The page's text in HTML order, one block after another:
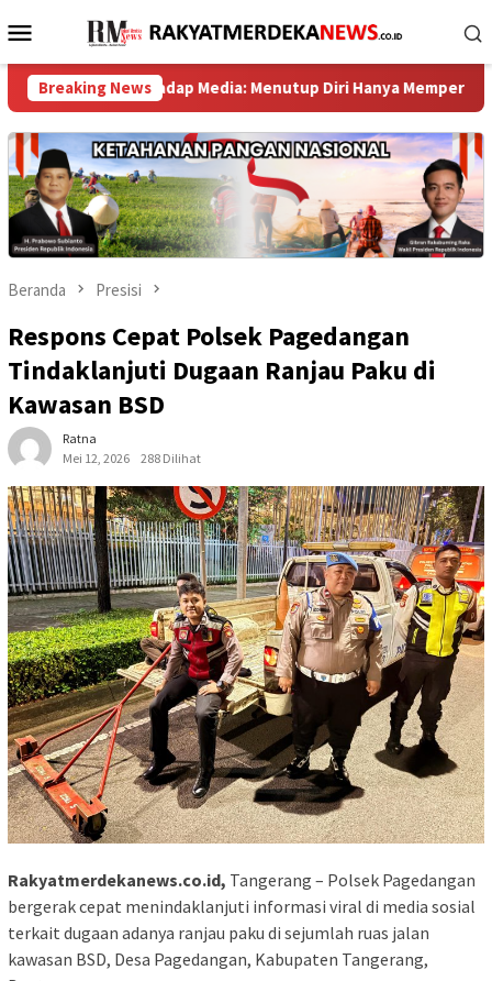
ke
Menu
Mobile
Breaking News
Terhadap Media: Menutup Diri Hanya Memperburuk Citra
Beranda Presisi
Respons Cepat Polsek Pagedangan
Tindaklanjuti Dugaan Ranjau Paku di
Kawasan BSD
Ratna
Mei 12, 2026
288 Dilihat
Rakyatmerdekanews.co.id, Tangerang – Polsek Pagedangan
bergerak cepat menindaklanjuti informasi viral di media sosial
terkait dugaan adanya ranjau paku di sejumlah ruas jalan
kawasan BSD, Desa Pagedangan, Kabupaten Tangerang,